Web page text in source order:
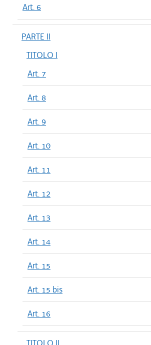
Art. 6
PARTE II
TITOLO I
Art. 7
Art. 8
Art. 9
Art. 10
Art. 11
Art. 12
Art. 13
Art. 14
Art. 15
Art. 15 bis
Art. 16